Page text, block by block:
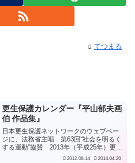
てつまる
更生保護カレンダー『平山郁夫画
伯 作品集』
日本更生保護ネットワークのウェブペー
ジに、法務省主唱 第63回“社会を明るく
する運動”協賛 2013年（平成25年）更生
保護カレンダー『平山郁夫画伯 作品
2012.08.14 2014.04.20